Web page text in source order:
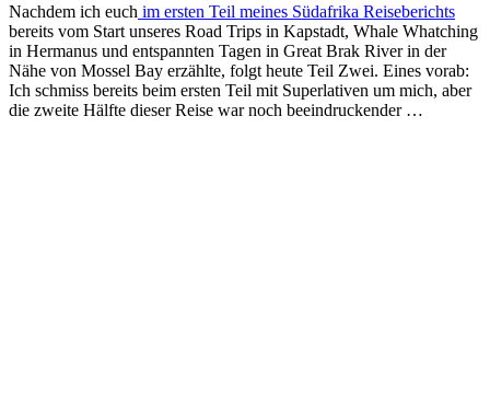
Nachdem ich euch im ersten Teil meines Südafrika Reiseberichts
bereits vom Start unseres Road Trips in Kapstadt, Whale Whatching
in Hermanus und entspannten Tagen in Great Brak River in der
Nähe von Mossel Bay erzählte, folgt heute Teil Zwei. Eines vorab:
Ich schmiss bereits beim ersten Teil mit Superlativen um mich, aber
die zweite Hälfte dieser Reise war noch beeindruckender …